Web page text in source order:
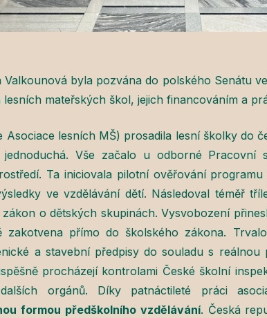
byla pozvána do polského Senátu
mateřských škol, jejich financováním a
Asociace lesních MŠ) prosadila lesní školky do
jednoduchá. Vše začalo u odborné
Ta iniciovala pilotní ověřování
ve vzdělávání dětí. Následoval téměř
o dětských skupinách. Vysvobození
zakotvena přímo do školského zákona.
a stavební předpisy do souladu s
procházejí kontrolami České školní
orgánů. Díky patnáctileté práci
formou předškolního vzdělávání. Česká